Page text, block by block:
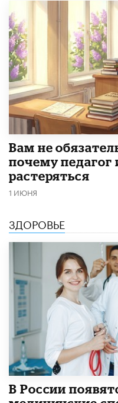
​Вам не
почему педагог
растеряться
1 ИЮНЯ
ЗДОРОВЬЕ
В России